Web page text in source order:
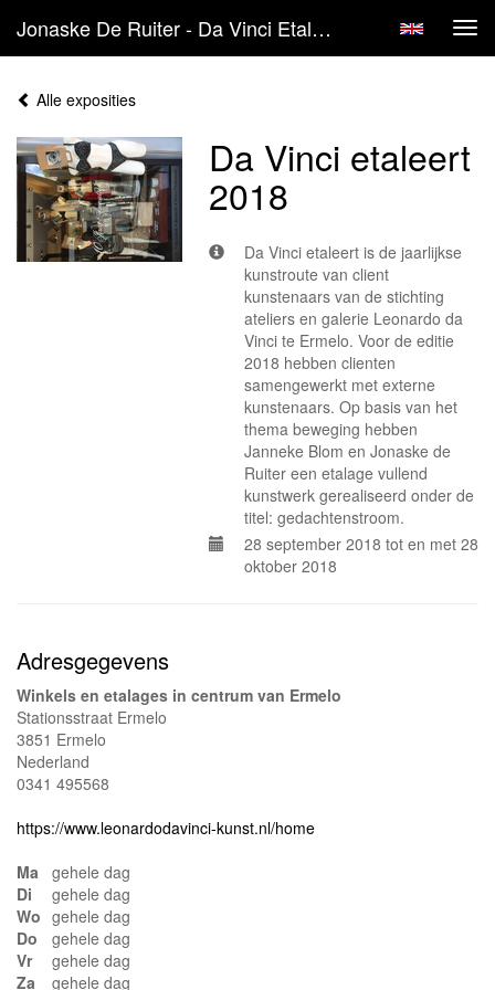
Jonaske De Ruiter - Da Vinci Etaleert 2018
Alle exposities
Da Vinci etaleert
2018
Da Vinci etaleert is de jaarlijkse
kunstroute van client
kunstenaars van de stichting
ateliers en galerie Leonardo da
Vinci te Ermelo. Voor de editie
2018 hebben clienten
samengewerkt met externe
kunstenaars. Op basis van het
thema beweging hebben
Janneke Blom en Jonaske de
Ruiter een etalage vullend
kunstwerk gerealiseerd onder de
titel: gedachtenstroom.
28 september 2018 tot en met 28
oktober 2018
Adresgegevens
Winkels en etalages in centrum van Ermelo
Stationsstraat Ermelo
3851 Ermelo
Nederland
0341 495568
https://www.leonardodavinci-kunst.nl/home
Ma
gehele dag
Di
gehele dag
Wo gehele dag
Do
gehele dag
Vr
gehele dag
Za
gehele dag